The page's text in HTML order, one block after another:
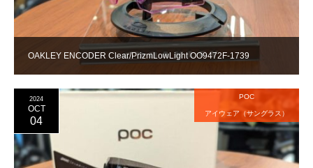
OAKLEY ENCODER Clear/PrizmLowLight OO9472F-1739
2024
OCT
04
POC
アイウェア（サングラス）